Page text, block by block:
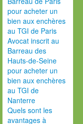
pour acheter un
bien aux enchères
au TGI de Paris
Avocat inscrit au
Barreau des
Hauts-de-Seine
pour acheter un
bien aux enchères
au TGI de
Nanterre
Quels sont les
avantages à